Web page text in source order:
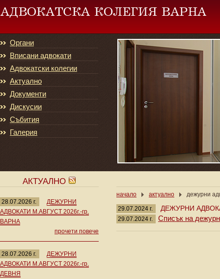
Органи
Вписани адвокати
Адвокатски колегии
Актуално
Документи
Дискусии
Събития
Галерия
АКТУАЛНО
28.07.2026 г.
ДЕЖУРНИ
АДВОКАТИ М.АВГУСТ 2026г.-гр.
ВАРНА
прочети повече
28.07.2026 г.
ДЕЖУРНИ
АДВОКАТИ М.АВГУСТ 2026г.-гр.
ДЕВНЯ
начало актуално дежурни
29.07.2024 г. ДЕЖУРНИ
29.07.2024 г. Списък на